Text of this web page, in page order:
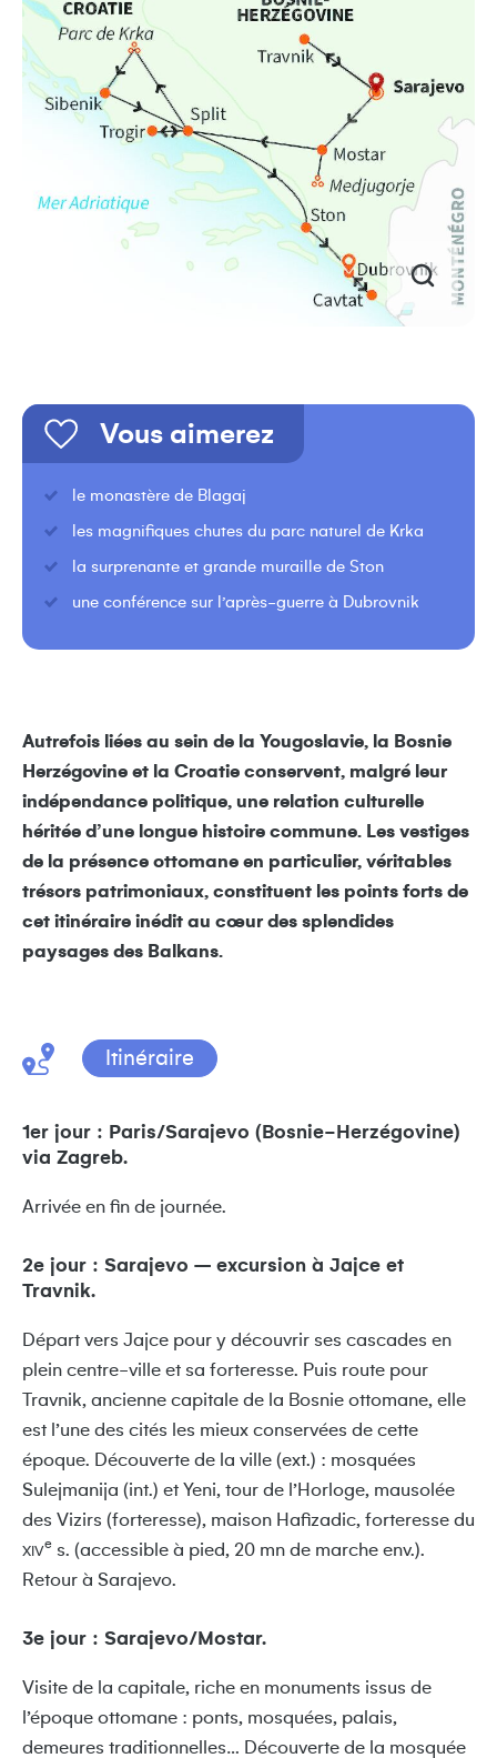
Autrefois liées au sein de la Yougoslavie, la Bosnie
Herzégovine et la Croatie conservent, malgré leur
indépendance politique, une relation culturelle
héritée d’une longue histoire commune. Les vestiges
de la présence ottomane en particulier, véritables
trésors patrimoniaux, constituent les points forts de
cet itinéraire inédit au cœur des splendides
paysages des Balkans.
Itinéraire
1er jour : Paris/Sarajevo (Bosnie-Herzégovine)
via Zagreb.
Arrivée en fin de journée.
2e jour : Sarajevo – excursion à Jajce et
Travnik.
Départ vers Jajce pour y découvrir ses cascades en
plein centre-ville et sa forteresse. Puis route pour
Travnik, ancienne capitale de la Bosnie ottomane, elle
est l’une des cités les mieux conservées de cette
époque. Découverte de la ville (ext.) : mosquées
Sulejmanija (int.) et Yeni, tour de l’Horloge, mausolée
des Vizirs (forteresse), maison Hafizadic, forteresse du
XIVe s. (accessible à pied, 20 mn de marche env.).
Retour à Sarajevo.
3e jour : Sarajevo/Mostar.
Visite de la capitale, riche en monuments issus de
l’époque ottomane : ponts, mosquées, palais,
demeures traditionnelles… Découverte de la mosquée
Vous aimerez
le monastère de Blagaj
les magnifiques chutes du parc naturel de Krka
la surprenante et grande muraille de Ston
une conférence sur l’après-guerre à Dubrovnik